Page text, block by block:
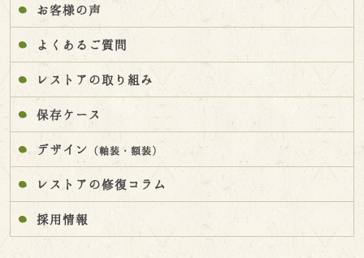
お客様の声
よくあるご質問
レストアの取り組み
保存ケース
デザイン （軸装・額装）
レストアの修復コラム
採用情報